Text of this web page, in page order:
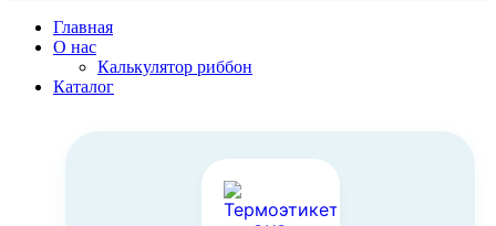
Главная
О нас
Калькулятор риббон
Каталог